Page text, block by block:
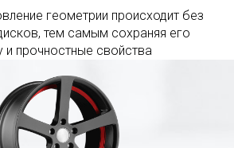
геометрии происходит без
тем самым сохраняя его
и прочностные свойства